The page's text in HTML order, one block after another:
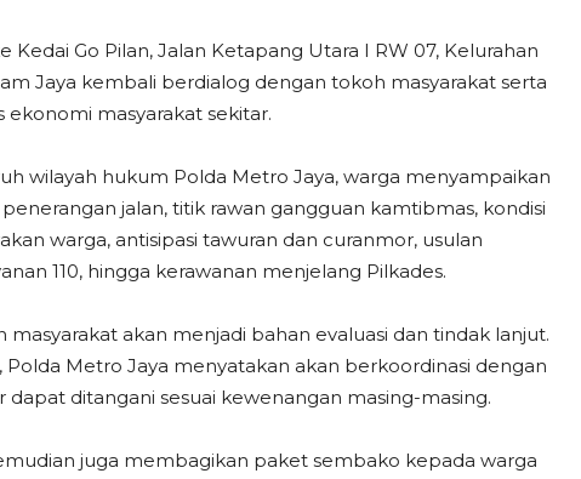
Go Pilan, Jalan Ketapang Utara I RW 07, Kelurahan
Jaya kembali berdialog dengan tokoh masyarakat serta
masyarakat sekitar.
wilayah hukum Polda Metro Jaya, warga menyampaikan
jalan, titik rawan gangguan kamtibmas, kondisi
warga, antisipasi tawuran dan curanmor, usulan
110, hingga kerawanan menjelang Pilkades.
akan menjadi bahan evaluasi dan tindak lanjut.
Metro Jaya menyatakan akan berkoordinasi dengan
ditangani sesuai kewenangan masing-masing.
juga membagikan paket sembako kepada warga